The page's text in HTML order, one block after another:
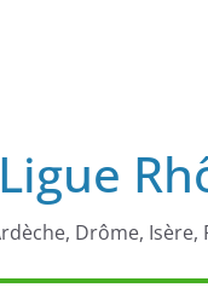
Ligue
Drôme, Isère,